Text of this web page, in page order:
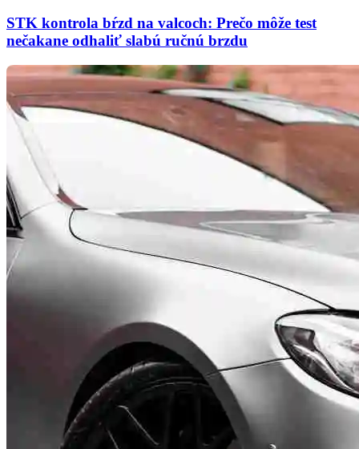
STK kontrola bŕzd na valcoch: Prečo môže test
nečakane odhaliť slabú ručnú brzdu